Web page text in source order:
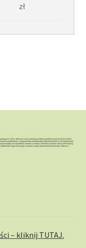
zł
– kliknij TUTAJ.